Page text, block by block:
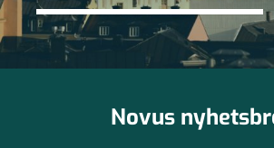
Novus